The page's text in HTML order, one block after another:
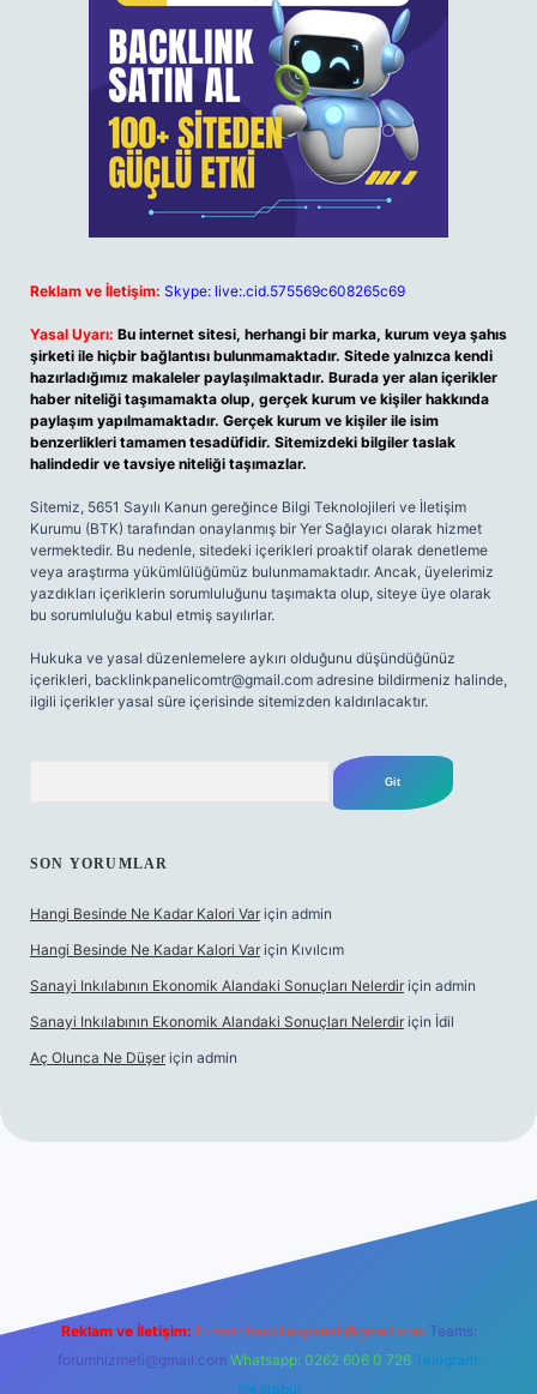
Reklam ve İletişim: Skype: live:.cid.575569c608265c69
Yasal Uyarı: Bu internet sitesi, herhangi bir marka, kurum veya şahıs
şirketi ile hiçbir bağlantısı bulunmamaktadır. Sitede yalnızca kendi
hazırladığımız makaleler paylaşılmaktadır. Burada yer alan içerikler
haber niteliği taşımamakta olup, gerçek kurum ve kişiler hakkında
paylaşım yapılmamaktadır. Gerçek kurum ve kişiler ile isim
benzerlikleri tamamen tesadüfidir. Sitemizdeki bilgiler taslak
halindedir ve tavsiye niteliği taşımazlar.
Sitemiz, 5651 Sayılı Kanun gereğince Bilgi Teknolojileri ve İletişim
Kurumu (BTK) tarafından onaylanmış bir Yer Sağlayıcı olarak hizmet
vermektedir. Bu nedenle, sitedeki içerikleri proaktif olarak denetleme
veya araştırma yükümlülüğümüz bulunmamaktadır. Ancak, üyelerimiz
yazdıkları içeriklerin sorumluluğunu taşımakta olup, siteye üye olarak
bu sorumluluğu kabul etmiş sayılırlar.
Hukuka ve yasal düzenlemelere aykırı olduğunu düşündüğünüz
içerikleri, backlinkpanelicomtr@gmail.com adresine bildirmeniz halinde,
ilgili içerikler yasal süre içerisinde sitemizden kaldırılacaktır.
SON YORUMLAR
Hangi Besinde Ne Kadar Kalori Var için admin
Hangi Besinde Ne Kadar Kalori Var için Kıvılcım
Sanayi Inkılabının Ekonomik Alandaki Sonuçları Nelerdir için admin
Sanayi Inkılabının Ekonomik Alandaki Sonuçları Nelerdir için İdil
Aç Olunca Ne Düşer için admin
Reklam ve İletişim: E-mail: backlinkpaneli@gmail.com Teams:
forumhizmeti@gmail.com Whatsapp: 0262 606 0 726 Telegram:
@karabul